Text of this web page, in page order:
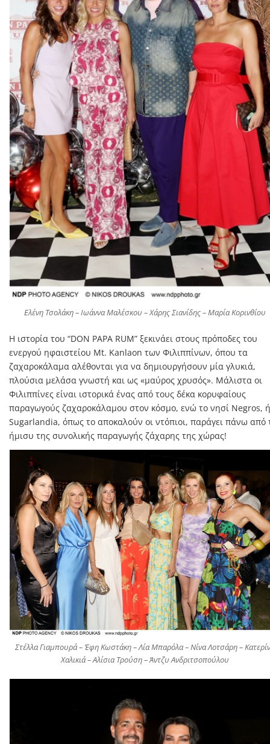
Ελένη Τσολάκη – Ιωάννα Μαλέσκου – Χάρης Σιανίδης – Μαρία Κορινθίου
Η ιστορία του “DON PAPA RUM” ξεκινάει στους πρόποδες του
ενεργού ηφαιστείου Mt. Kanlaon των Φιλιππίνων, όπου τα
ζαχαροκάλαμα αλέθονται για να δημιουργήσουν μία γλυκιά,
πλούσια μελάσα γνωστή και ως «μαύρος χρυσός». Μάλιστα οι
Φιλιππίνες είναι ιστορικά ένας από τους δέκα κορυφαίους
παραγωγούς ζαχαροκάλαμου στον κόσμο, ενώ το νησί Negros, ή
Sugarlandia, όπως το αποκαλούν οι ντόπιοι, παράγει πάνω από
ήμισυ της συνολικής παραγωγής ζάχαρης της χώρας!
Στέλλα Γιαμπουρά – Έφη Κωστάκη – Λία Μπαρόλα – Νίνα Λοτσάρη –
Χαλικιά – Αλίσια Τρούση – Άντζυ Ανδριτσοπούλου